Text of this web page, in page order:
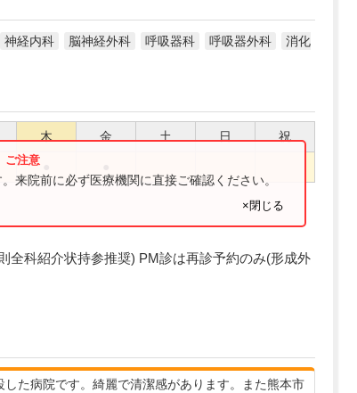
神経内科 脳神経外科 呼吸器科 呼吸器外科
消化
木 金 土 日 祝
来院前に必ず医療機関に直接ご確認ください。
×閉じる
全科紹介状持参推奨) PM診は再診予約のみ(形成外
した病院です。綺麗で清潔感があります。また熊本市